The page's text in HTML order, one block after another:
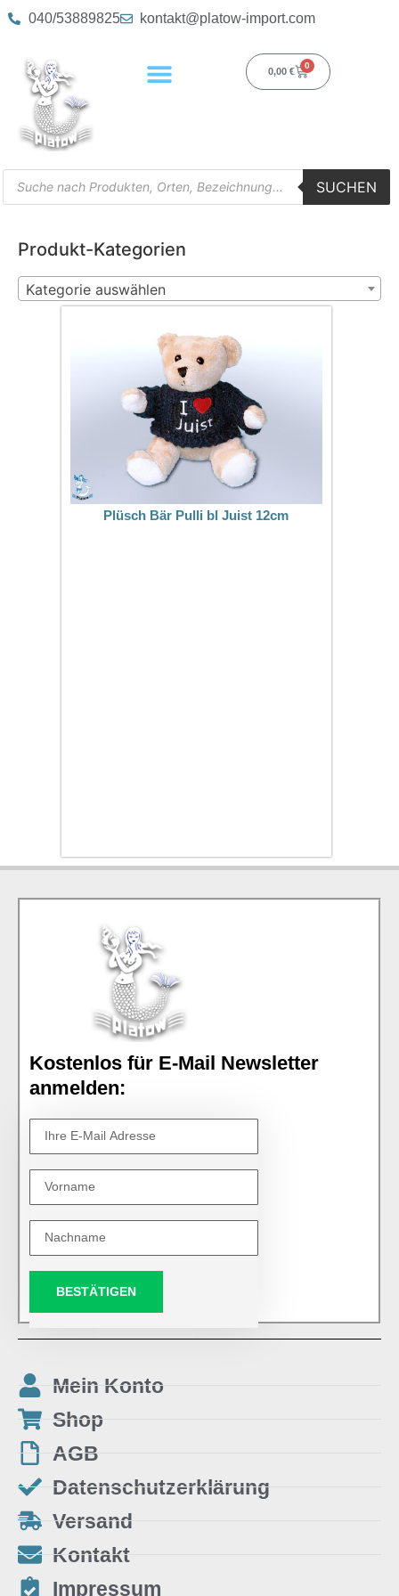
040/53889825 kontakt@platow-import.com
0,00 €
0
SUCHEN
Produkt-Kategorien
Kategorie auswählen
Plüsch Bär Pulli bl Juist 12cm
Kostenlos für E-Mail Newsletter
anmelden:
BESTÄTIGEN
Mein Konto
Shop
AGB
Datenschutzerklärung
Versand
Kontakt
Impressum